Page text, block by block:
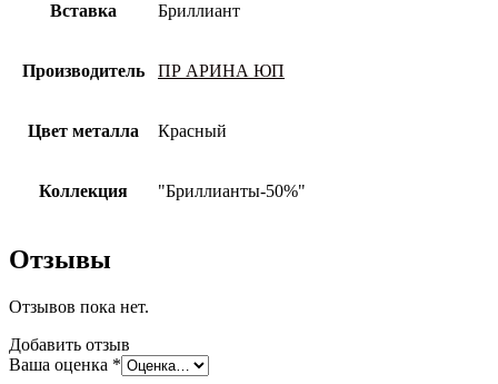
Вставка Бриллиант
Производитель ПР АРИНА ЮП
Цвет металла Красный
Коллекция "Бриллианты-50%"
Отзывы
Отзывов пока нет.
Добавить отзыв
Ваша оценка *